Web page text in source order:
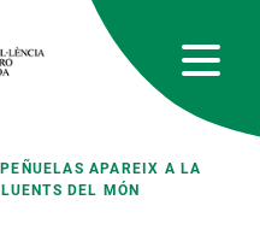
APAREIX A LA
DEL MÓN